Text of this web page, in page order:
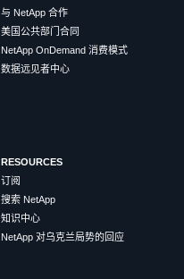
与 NetApp 合作
美国公共部门合同
NetApp OnDemand 消费模式
数据远见者中心
RESOURCES
订阅
搜索 NetApp
知识中心
NetApp 对乌克兰局势的回应